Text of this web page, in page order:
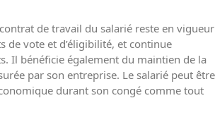
de travail du salarié reste en vigueur
de vote et d’éligibilité, et continue
Il bénéficie également du maintien de la
par son entreprise. Le salarié peut être
durant son congé comme tout